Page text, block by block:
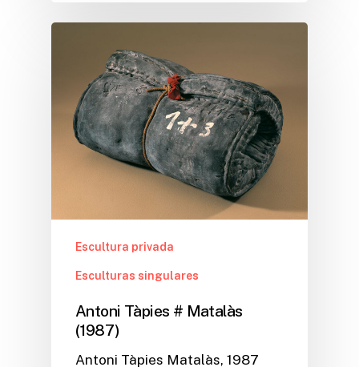
Escultura privada
Esculturas singulares
Antoni Tàpies # Matalàs
(1987)
Antoni Tàpies Matalàs, 1987